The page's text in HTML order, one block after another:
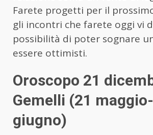
Farete progetti per il
gli incontri che farete oggi vi
possibilità di poter sognare
essere ottimisti.
Oroscopo 21
Gemelli (21
giugno)